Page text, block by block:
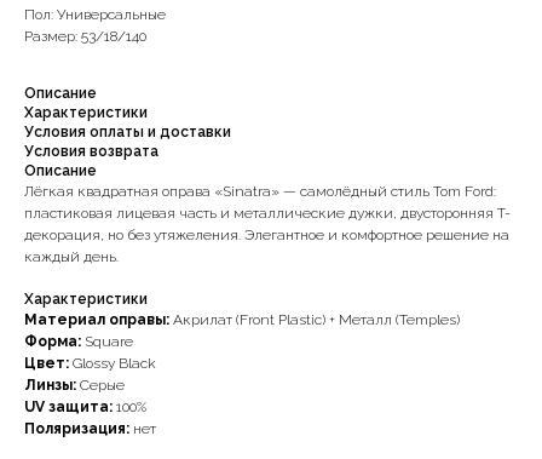
Пол: Универсальные
Размер: 53/18/140
Описание
Характеристики
Условия оплаты и доставки
Условия возврата
Описание
Лёгкая квадратная оправа «Sinatra» — самолёдный стиль Tom Ford:
пластиковая лицевая часть и металлические дужки, двусторонняя T-
декорация, но без утяжеления. Элегантное и комфортное решение на
каждый день.
Характеристики
Материал оправы: Акрилат (Front Plastic) + Металл (Temples)
Форма: Square
Цвет: Glossy Black
Линзы: Серые
UV защита: 100%
Поляризация: нет